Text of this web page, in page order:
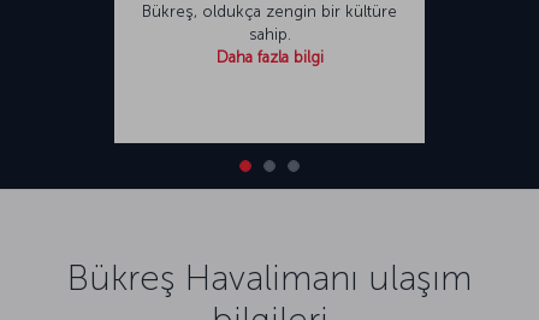
Bükreş, oldukça zengin bir kültüre
sahip.
Daha fazla bilgi
Bükreş Havalimanı ulaşım